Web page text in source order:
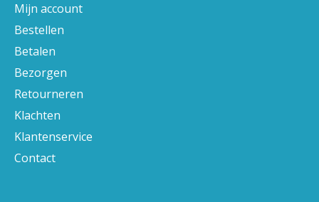
Mijn account
Bestellen
Betalen
Bezorgen
Retourneren
Klachten
Klantenservice
Contact